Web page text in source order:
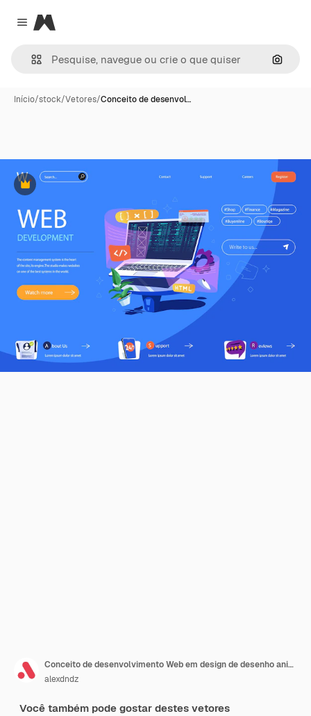
Close menu
Magnific
Início/stock/Vetores/Conceito de desenvol…
Premium
Conceito de desenvolvimento Web em design de desenho animado plano para layout de página inicial Programação e trabalho com layouts de criação de código e construção de software Ilustração vetorial para página de destino e banner da web
alexdndz
Você também pode gostar destes vetores